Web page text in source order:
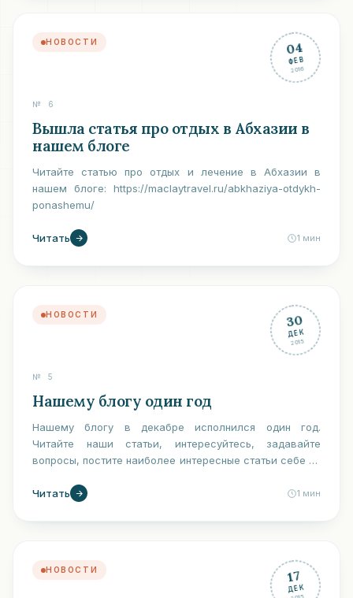
НОВОСТИ 04
ФЕВ
2016
№ 6
Вышла статья про отдых в Абхазии в
нашем блоге
Читайте статью про отдых и лечение в Абхазии в
нашем блоге: https://maclaytravel.ru/abkhaziya-otdykh-
ponashemu/
Читать 1 мин
НОВОСТИ 30
ДЕК
2015
№5
Нашему блогу один год
Нашему блогу в декабре исполнился один год.
Читайте наши статьи, интересуйтесь, задавайте
вопросы, постите наиболее интересные статьи себе на
Читать
1 мин
НОВОСТИ 17
ДЕК